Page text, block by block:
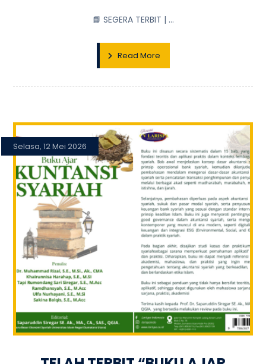
📘 SEGERA TERBIT | ...
Read More
Selasa, 12 Mei 2026